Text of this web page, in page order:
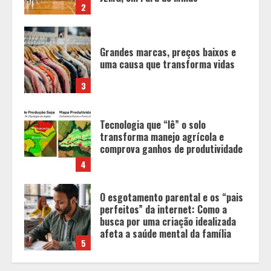
3
4
Tecnologia que “lê” o solo
transforma manejo agrícola e
comprova ganhos de produtividade
5
O esgotamento parental e os “pais
perfeitos” da internet: Como a
busca por uma criação idealizada
afeta a saúde mental da família
1
Tecnologia muda papel do
professor, que passa de
transmissor de conteúdo a
designer de experiências de
aprendizagem